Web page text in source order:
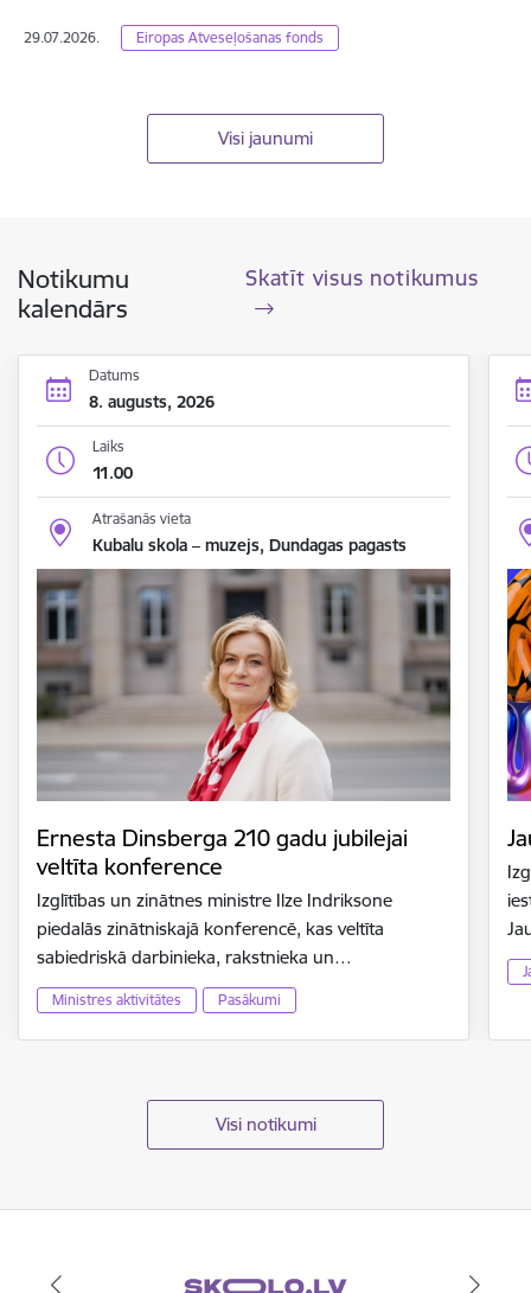
29.07.2026. Eiropas Atveseļošanas fonds
Visi jaunumi
Notikumu
kalendārs
Skatīt visus notikumus
Datums
8. augusts, 2026
Laiks
11.00
Atrašanās vieta
Kubalu skola – muzejs, Dundagas pagasts
Ernesta Dinsberga 210 gadu jubilejai
veltīta konference
Izglītības un zinātnes ministre Ilze Indriksone
piedalās zinātniskajā konferencē, kas veltīta
sabiedriskā darbinieka, rakstnieka un…
Ministres aktivitātes Pasākumi
Visi notikumi